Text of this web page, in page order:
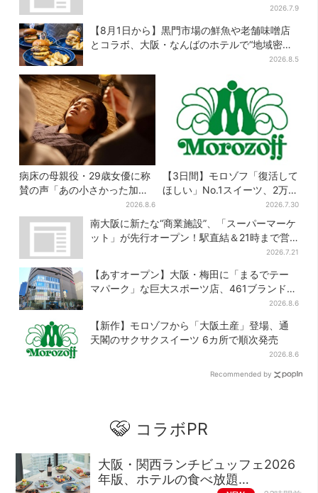
2026.7.9
【8月1日から】黒門市場の鮮魚や老舗味噌店
とコラボ、大阪・なんばのホテルで“地域密
2026.8.5
病床の母親役・29歳女優に称
賛の声「あの小さかった加恋
ちゃんが…」朝ドラ視聴者し
みじみ
2026.8.6
【3日間】モロゾフ「復活して
ほしい」No.1スイーツ、2万
3865票から選ばれた名作を限
定販売
2026.7.30
南大阪に新たな“商業施設”、「スーパーマーケ
ット」が先行オープン！駅直結＆21時まで営
2026.7.21
【あすオープン】大阪・梅田に「まるでテー
マパーク」な巨大スポーツ店、461ブランド集
2026.8.6
【新作】モロゾフから「大阪土産」登場、通
天閣のサクサクスイーツ 6カ所で順次発売
2026.8.6
Recommended by
コラボPR
大阪・関西ランチビュッフェ2026
年版、ホテルの食べ放題…